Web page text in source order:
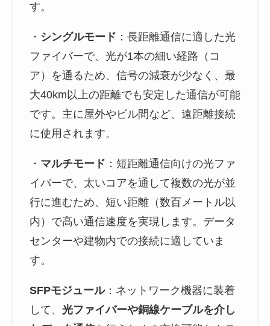
す。
・ シングルモード ：長距離通信に適した光
ファイバーで、光が1本の細い経路（コ
ア）を通るため、信号の減衰が少なく、最
大40km以上の距離でも安定した通信が可能
です。主に屋外やビル間など、遠距離接続
に使用されます。
・ マルチモード ：短距離通信向けの光ファ
イバーで、太いコアを通して複数の光が並
行に進むため、短い距離（数百メートル以
内）で高い通信速度を実現します。データ
センターや建物内での接続に適していま
す。
SFPモジュール：ネットワーク機器に装着
して、 光ファイバーや銅線ケーブルを介し